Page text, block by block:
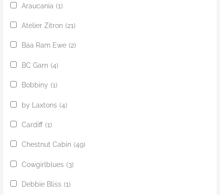
Araucania (1)
Atelier Zitron (21)
Baa Ram Ewe (2)
BC Garn (4)
Bobbiny (1)
by Laxtons (4)
Cardiff (1)
Chestnut Cabin (49)
Cowgirlblues (3)
Debbie Bliss (1)